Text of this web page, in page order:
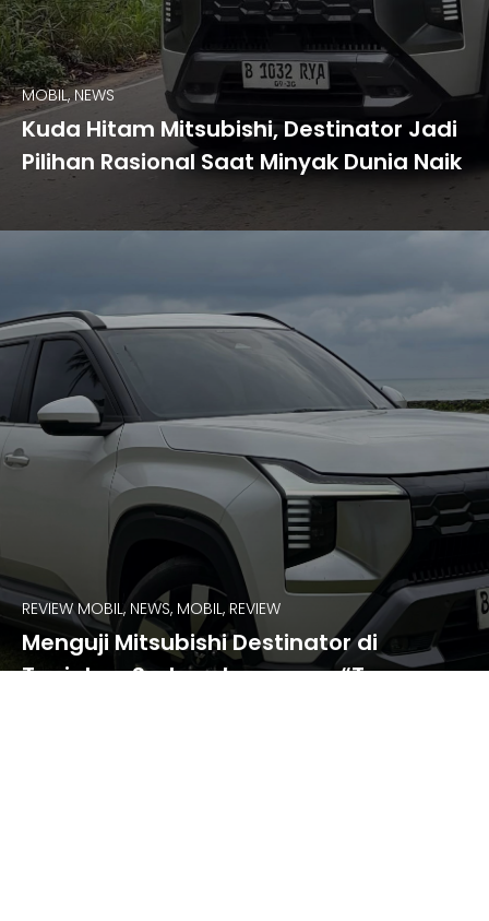
MOBIL, NEWS
Kuda Hitam Mitsubishi, Destinator Jadi
Pilihan Rasional Saat Minyak Dunia Naik
REVIEW MOBIL, NEWS, MOBIL, REVIEW
Menguji Mitsubishi Destinator di
Tanjakan Sedayu Lampung: “Tenaga